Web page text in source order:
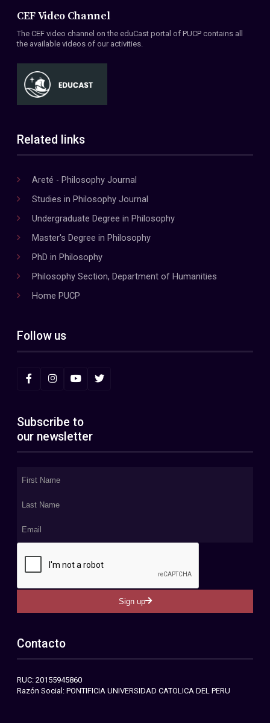
CEF Video Channel
The CEF video channel on the eduCast portal of PUCP contains all
the available videos of our activities.
Related links
Areté - Philosophy Journal
Studies in Philosophy Journal
Undergraduate Degree in Philosophy
Master's Degree in Philosophy
PhD in Philosophy
Philosophy Section, Department of Humanities
Home PUCP
Follow us
Subscribe to
our newsletter
Sign up
Contacto
RUC: 20155945860
Razón Social: PONTIFICIA UNIVERSIDAD CATOLICA DEL PERU